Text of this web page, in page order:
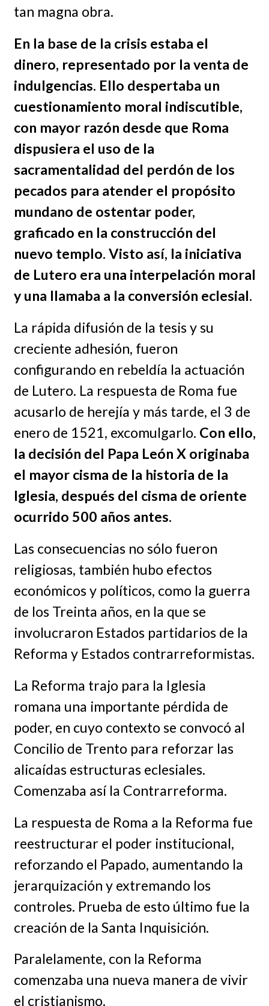
tan magna obra.
En la base de la crisis estaba el
dinero, representado por la venta de
indulgencias. Ello despertaba un
cuestionamiento moral indiscutible,
con mayor razón desde que Roma
dispusiera el uso de la
sacramentalidad del perdón de los
pecados para atender el propósito
mundano de ostentar poder,
graficado en la construcción del
nuevo templo. Visto así, la iniciativa
de Lutero era una interpelación moral
y una llamaba a la conversión eclesial.
La rápida difusión de la tesis y su
creciente adhesión, fueron
configurando en rebeldía la actuación
de Lutero. La respuesta de Roma fue
acusarlo de herejía y más tarde, el 3 de
enero de 1521, excomulgarlo. Con ello,
la decisión del Papa León X originaba
el mayor cisma de la historia de la
Iglesia, después del cisma de oriente
ocurrido 500 años antes.
Las consecuencias no sólo fueron
religiosas, también hubo efectos
económicos y políticos, como la guerra
de los Treinta años, en la que se
involucraron Estados partidarios de la
Reforma y Estados contrarreformistas.
La Reforma trajo para la Iglesia
romana una importante pérdida de
poder, en cuyo contexto se convocó al
Concilio de Trento para reforzar las
alicaídas estructuras eclesiales.
Comenzaba así la Contrarreforma.
La respuesta de Roma a la Reforma fue
reestructurar el poder institucional,
reforzando el Papado, aumentando la
jerarquización y extremando los
controles. Prueba de esto último fue la
creación de la Santa Inquisición.
Paralelamente, con la Reforma
comenzaba una nueva manera de vivir
el cristianismo.